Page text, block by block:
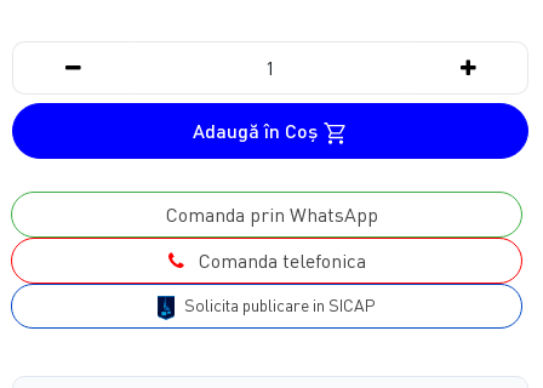
Adaugă în Coş
Comanda prin WhatsApp
Comanda telefonica
Solicita publicare in SICAP